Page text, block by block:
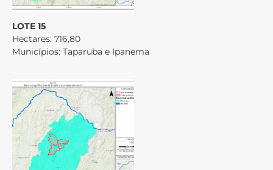
LOTE 15
Hectares: 716,80
Municípios: Taparuba e Ipanema